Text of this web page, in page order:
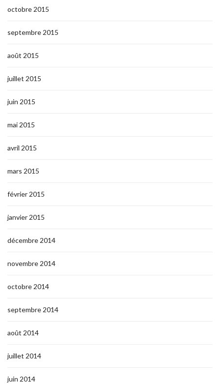
octobre 2015
septembre 2015
août 2015
juillet 2015
juin 2015
mai 2015
avril 2015
mars 2015
février 2015
janvier 2015
décembre 2014
novembre 2014
octobre 2014
septembre 2014
août 2014
juillet 2014
juin 2014